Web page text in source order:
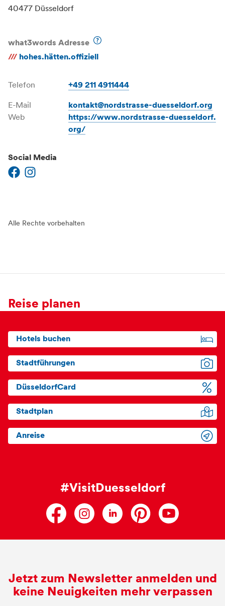
40477 Düsseldorf
what3words Adresse
/// hohes.hätten.offiziell
Telefon +49 211 4911444
E-Mail
kontakt@nordstrasse-duesseldorf.org
Web
https://www.nordstrasse-duesseldorf.
org/
Social Media
Alle Rechte vorbehalten
Reise planen
Hotels buchen
Stadtführungen
DüsseldorfCard
Stadtplan
Anreise
#VisitDuesseldorf
Jetzt zum Newsletter anmelden und
keine Neuigkeiten mehr verpassen